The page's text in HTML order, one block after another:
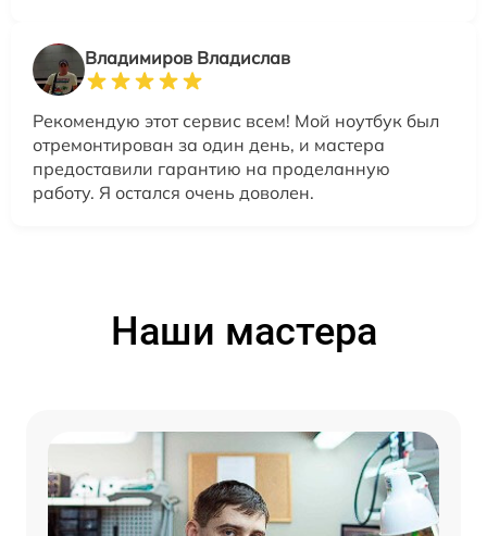
Владимиров Владислав
Рекомендую этот сервис всем! Мой ноутбук был
отремонтирован за один день, и мастера
предоставили гарантию на проделанную
работу. Я остался очень доволен.
Наши мастера